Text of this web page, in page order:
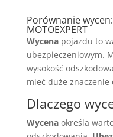
Porównanie
MOTOEXPERT
Wycenapojazdu to
ubezpieczeniowym.
wysokość
mieć duże znaczenie
Dlaczego
Wycenaokreśla